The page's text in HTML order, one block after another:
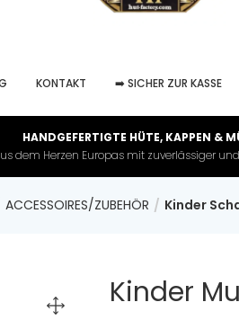
KONTAKT ➡️ SICHER ZUR KASSE
HANDGEFERTIGTE HÜTE, KAPPEN &
dem Herzen Europas mit zuverlässiger und
ACCESSOIRES/ZUBEHÖR Kinder
Kinder